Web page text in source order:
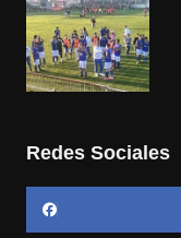
Redes Sociales